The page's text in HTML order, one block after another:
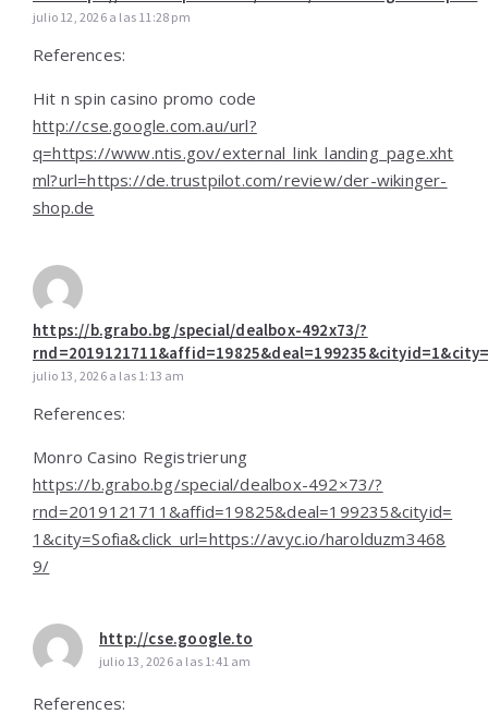
julio 12, 2026 a las 11:28 pm
References:
Hit n spin casino promo code
http://cse.google.com.au/url?
q=https://www.ntis.gov/external_link_landing_page.xht
ml?url=https://de.trustpilot.com/review/der-wikinger-
shop.de
https://b.grabo.bg/special/dealbox-492x73/?
julio 13, 2026 a las 1:13 am
References:
Monro Casino Registrierung
https://b.grabo.bg/special/dealbox-492×73/?
rnd=2019121711&affid=19825&deal=199235&cityid=
1&city=Sofia&click_url=https://avyc.io/harolduzm3468
9/
http://cse.google.to
julio 13, 2026 a las 1:41 am
References: